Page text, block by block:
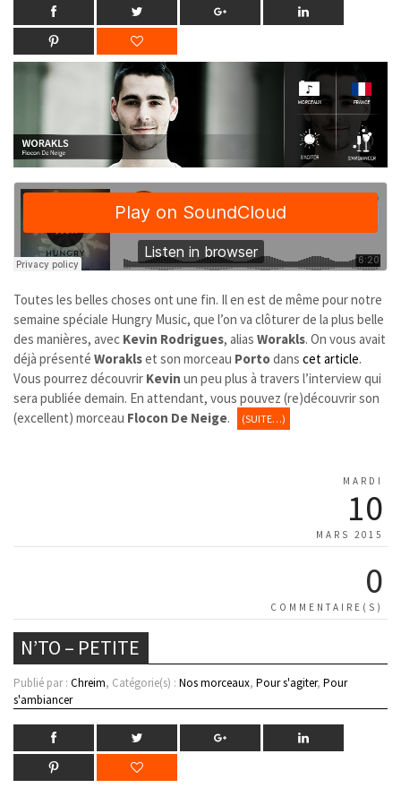
Toutes les belles choses ont une fin. Il en est de même pour notre
semaine spéciale Hungry Music, que l’on va clôturer de la plus belle
des manières, avec Kevin Rodrigues, alias Worakls. On vous avait
déjà présenté Woraklset son morceau Portodans cet article.
Vous pourrez découvrir Kevin un peu plus à travers l’interview qui
sera publiée demain. En attendant, vous pouvez (re)découvrir son
(excellent) morceau Flocon De Neige. (SUITE…)
MARDI
10
MARS 2015
0
COMMENTAIRE(S)
N’TO – PETITE
Publié par : Chreim, Catégorie(s) : Nos morceaux, Pour s'agiter, Pour
s'ambiancer